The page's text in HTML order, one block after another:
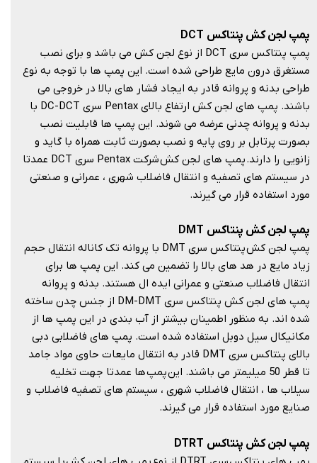
پمپ لجن کش پنتاکس
پمپ پنتاکس سری DCT از نوع لجن کش می باشد و برای نصب
مستغرق درون مایع طراحی شده است. این پمپ ها با توجه به نوع
طراحی بدنه و پروانه قادر به ایجاد فشار های بالا در خروجی می
باشند. پمپ های لجن کش ارتفاع بالای Pentax سری DC-DCT با
بدنه و پروانه چدنی عرضه می شوند. این پمپ ها قابلیت نصب
بصورت پرتابل بر روی پایه و نصب بصورت ثابت همراه با گاید و
زانویی را دارند. پمپ های لجن کش شرکت Pentax سری DCT عمدتا
در سیستم های تصفیه و انتقال فاضلاب شهری ، عمرانی و صنعتی
مورد استفاده قرار می گیرند.​​​​​​​
پمپ لجن کش پنتاکس
پمپ لجن کش پنتاکس سری DMT با پروانه تک کاناله انتقال حجم
زیاد مایع در هد های بالا را تضمین می کند. این پمپ ها برای
انتقال فاضلاب صنعتی و عمرانی ایده ال هستند. بدنه و پروانه
پمپ های لجن کش پنتاکس سری DM-DMT از جنس چدن ساخته
شده اند. به منظور اطمینان بیشتر از آب بندی در این پمپ ها از
مکانیکال سیل دوبل استفاده شده است. پمپ های فاضلابی دبی
بالای پنتاکس سری DMT قادر به انتقال مایعات حاوی مواد جامد
تا قطر 50 میلیمتر می باشند. این پمپ ها عمدتا جهت تخلیه
سیلاب ها ، انتقال فاضلاب شهری ، سیستم های تصفیه فاضلاب و
صنایع مورد استفاده قرار می گیرند.​​​​​​​
پمپ لجن کش پنتاکس